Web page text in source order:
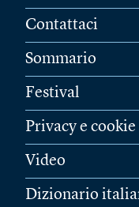
Contattaci
Sommario
Festival
Privacy e cookie
Video
Dizionario